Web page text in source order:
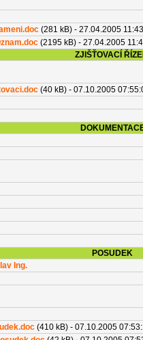
(281 kB) - 27.04.2005
(2195 kB) - 27.04.2005
ZJIŠŤOVACÍ
(40 kB) - 07.10.2005
POSUDEK
Ing.
(410 kB) - 07.10.2005